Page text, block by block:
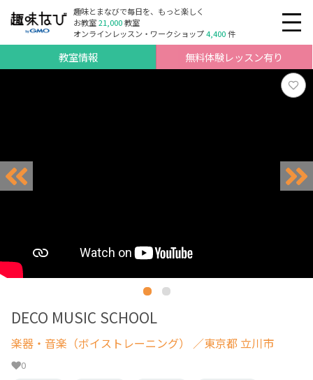
趣味とまなびで毎日を、もっと楽しく
お教室21,000教室
オンラインレッスン・ワークショップ4,400件
教室情報 無料体験レッスン有り
DECO MUSIC SCHOOL
楽器・音楽（ボイストレーニング） ／東京都 立川市
0